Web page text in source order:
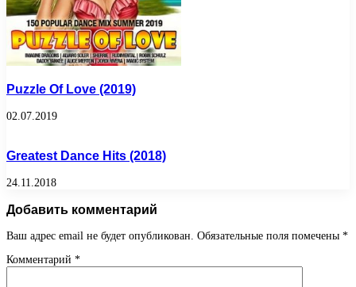
Puzzle Of Love (2019)
02.07.2019
Greatest Dance Hits (2018)
24.11.2018
Добавить комментарий
Ваш адрес email не будет опубликован. Обязательные поля помечены *
Комментарий *